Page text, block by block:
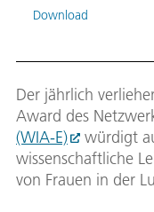
Download
Der jährlich
Award des
(WIA-E)
würdigt
wissenschaftliche
von Frauen in der